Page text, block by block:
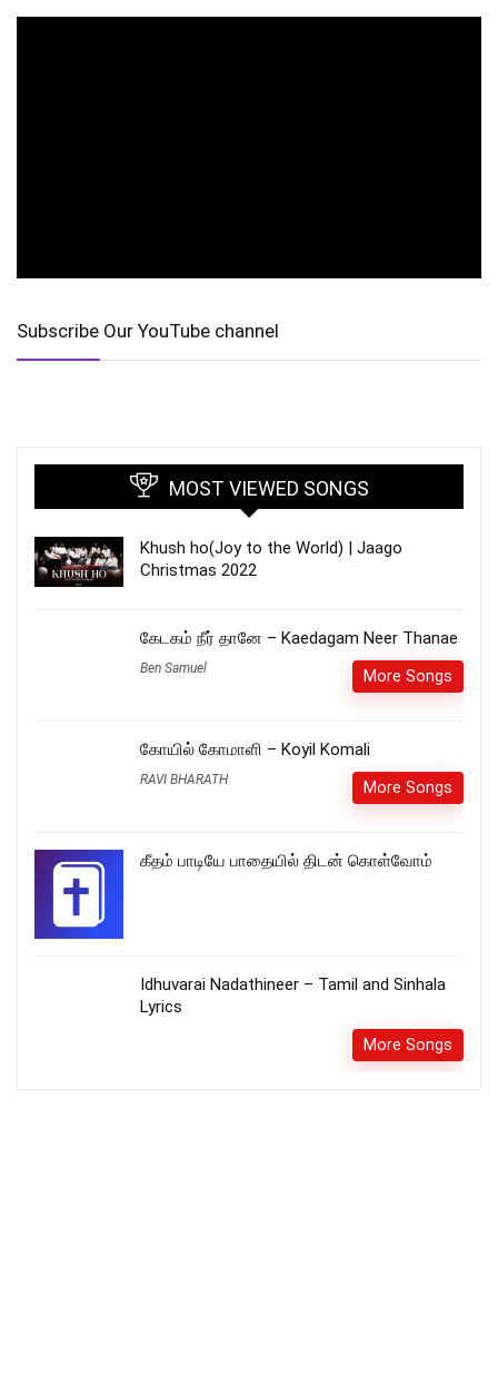
Subscribe Our YouTube channel
MOST VIEWED SONGS
Khush ho(Joy to the World) | Jaago
Christmas 2022
கேடகம் நீர் தானே – Kaedagam Neer Thanae
Ben Samuel More Songs
கோயில் கோமாளி – Koyil Komali
RAVI BHARATH More Songs
கீதம் பாடியே பாதையில் திடன் கொள்வோம்
Idhuvarai Nadathineer – Tamil and Sinhala
Lyrics
More Songs